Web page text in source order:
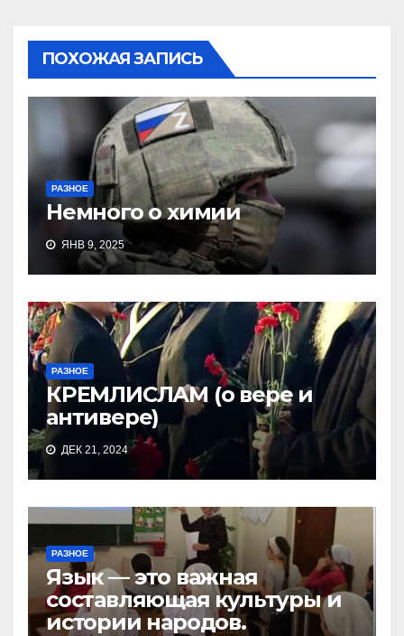
ПОХОЖАЯ ЗАПИСЬ
РАЗНОЕ
Немного о химии
ЯНВ 9, 2025
РАЗНОЕ
КРЕМЛИСЛАМ (о вере и
антивере)
ДЕК 21, 2024
РАЗНОЕ
Язык — это важная
составляющая культуры и
истории народов.